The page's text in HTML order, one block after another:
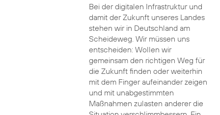
Bei der digitalen Infrastruktur und
damit der Zukunft unseres Landes
stehen wir in Deutschland am
Scheideweg. Wir müssen uns
entscheiden: Wollen wir
gemeinsam den richtigen Weg für
die Zukunft finden oder weiterhin
mit dem Finger aufeinander zeigen
und mit unabgestimmten
Maßnahmen zulasten anderer die